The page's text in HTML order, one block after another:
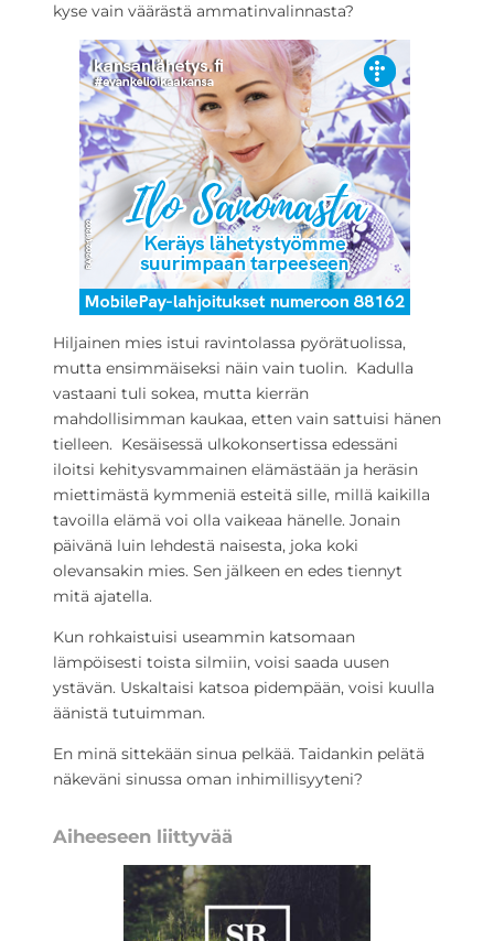
kyse vain väärästä ammatinvalinnasta?
Hiljainen mies istui ravintolassa pyörätuolissa,
mutta ensimmäiseksi näin vain tuolin. Kadulla
vastaani tuli sokea, mutta kierrän
mahdollisimman kaukaa, etten vain sattuisi hänen
tielleen. Kesäisessä ulkokonsertissa edessäni
iloitsi kehitysvammainen elämästään ja heräsin
miettimästä kymmeniä esteitä sille, millä kaikilla
tavoilla elämä voi olla vaikeaa hänelle. Jonain
päivänä luin lehdestä naisesta, joka koki
olevansakin mies. Sen jälkeen en edes tiennyt
mitä ajatella.
Kun rohkaistuisi useammin katsomaan
lämpöisesti toista silmiin, voisi saada uusen
ystävän. Uskaltaisi katsoa pidempään, voisi kuulla
äänistä tutuimman.
En minä sittekään sinua pelkää. Taidankin pelätä
näkeväni sinussa oman inhimillisyyteni?
Aiheeseen liittyvää